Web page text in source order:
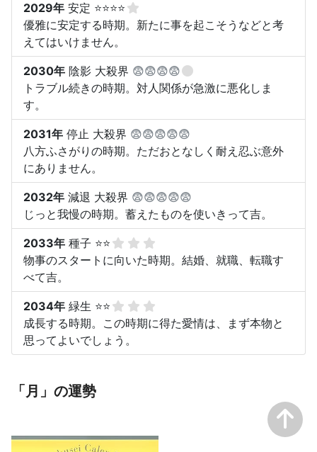
2029年 安定 ⭐⭐⭐⭐
優雅に安定する時期。新たに事を起こそうなどと考
えてはいけません。
2030年 陰影 大殺界 😨😨😨😨
トラブル続きの時期。対人関係が急激に悪化しま
す。
2031年 停止 大殺界 😨😨😨😨😨
八方ふさがりの時期。ただおとなしく耐え忍ぶ意外
にありません。
2032年 減退 大殺界 😨😨😨😨😨
じっと我慢の時期。蓄えたものを使いきって吉。
2033年 種子 ⭐⭐
物事のスタートに向いた時期。結婚、就職、転職す
べて吉。
2034年 緑生 ⭐⭐
成長する時期。この時期に得た愛情は、まず本物と
思ってよいでしょう。
「月」の運勢